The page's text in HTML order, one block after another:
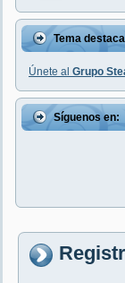
Tema
Únete al Grupo
Síguenos en: